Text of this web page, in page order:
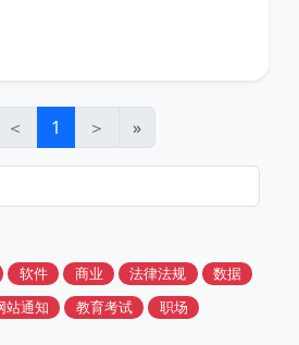
＜ 1 ＞ »
软件 商业 法律法规
数据
站通知 教育考试
职场